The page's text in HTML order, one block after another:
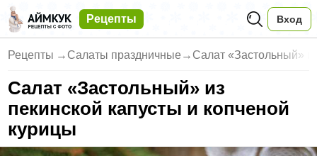
Рецепты Вход
Рецепты → Салаты праздничные → Салат «Застольный»
Салат «Застольный» из
пекинской капусты и копченой
курицы